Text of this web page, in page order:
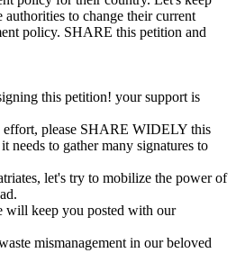
authorities to change their current
policy. SHARE this petition and
this petition! your support is
please SHARE WIDELY this
needs to gather many signatures to
let's try to mobilize the power of
will keep you posted with our
mismanagement in our beloved